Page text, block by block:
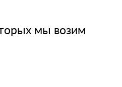
мы возим